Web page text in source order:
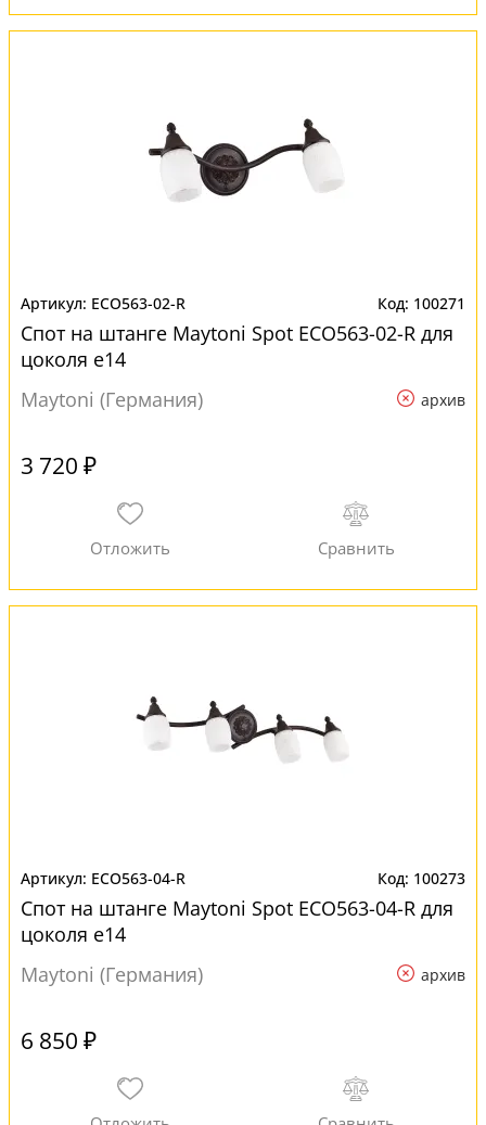
ECO563-02-R 100271
Спот на штанге Maytoni Spot ECO563-02-R для
цоколя e14
Maytoni (Германия)
архив
3 720 ₽
ECO563-04-R 100273
Спот на штанге Maytoni Spot ECO563-04-R для
цоколя e14
Maytoni (Германия)
архив
6 850 ₽